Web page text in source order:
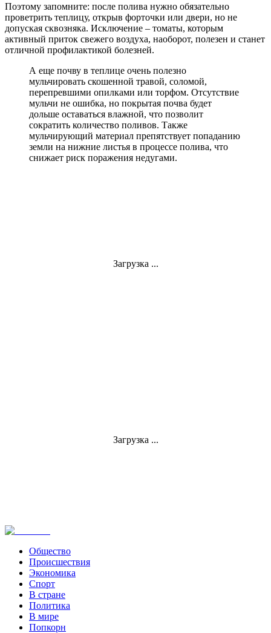
Поэтому запомните: после полива нужно обязательно
проветрить теплицу, открыв форточки или двери, но не
допуская сквозняка. Исключение – томаты, которым
активный приток свежего воздуха, наоборот, полезен и станет
отличной профилактикой болезней.
А еще почву в теплице очень полезно
мульчировать скошенной травой, соломой,
перепревшими опилками или торфом. Отсутствие
мульчи не ошибка, но покрытая почва будет
дольше оставаться влажной, что позволит
сократить количество поливов. Также
мульчирующий материал препятствует попаданию
земли на нижние листья в процессе полива, что
снижает риск поражения недугами.
Загрузка ...
Загрузка ...
Общество
Происшествия
Экономика
Спорт
В стране
Политика
В мире
Попкорн